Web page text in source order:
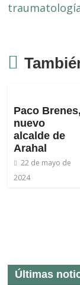
Paco Brenes,
nuevo
alcalde de
Arahal
22 de mayo de
2024
Últimas